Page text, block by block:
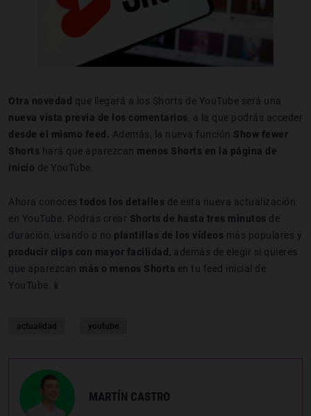
Otra novedad que llegará a los Shorts de YouTube será una
nueva vista previa de los comentarios , a la que podrás acceder
desde el mismo feed. Además, la nueva función Show fewer
Shorts hará que aparezcan menos Shorts en la página de
inicio de YouTube.
Ahora conoces todos los detalles de esta nueva actualización
en YouTube. Podrás crear Shorts de hasta tres minutos de
duración, usando o no plantillas de los vídeos más populares y
producir clips con mayor facilidad, además de elegir si quieres
que aparezcan más o menos Shorts en tu feed inicial de
YouTube.📱
actualidad youtube
MARTÍN CASTRO